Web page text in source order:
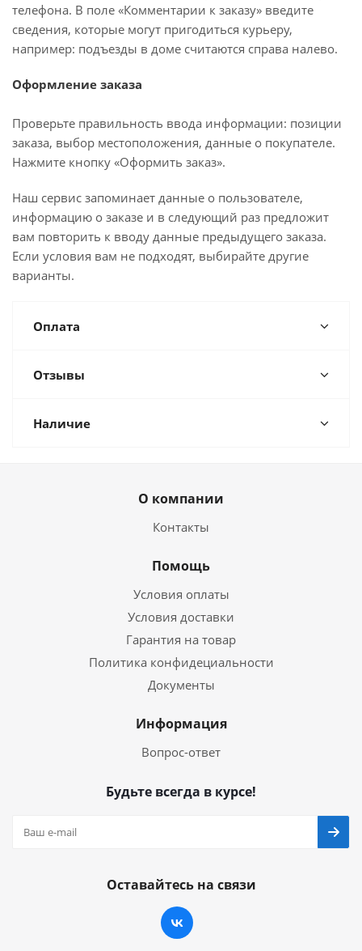
телефона. В поле «Комментарии к заказу» введите
сведения, которые могут пригодиться курьеру,
например: подъезды в доме считаются справа налево.
Оформление заказа
Проверьте правильность ввода информации: позиции
заказа, выбор местоположения, данные о покупателе.
Нажмите кнопку «Оформить заказ».
Наш сервис запоминает данные о пользователе,
информацию о заказе и в следующий раз предложит
вам повторить к вводу данные предыдущего заказа.
Если условия вам не подходят, выбирайте другие
варианты.
Оплата
Отзывы
Наличие
О компании
Контакты
Помощь
Условия оплаты
Условия доставки
Гарантия на товар
Политика конфидециальности
Документы
Информация
Вопрос-ответ
Будьте всегда в курсе!
Оставайтесь на связи